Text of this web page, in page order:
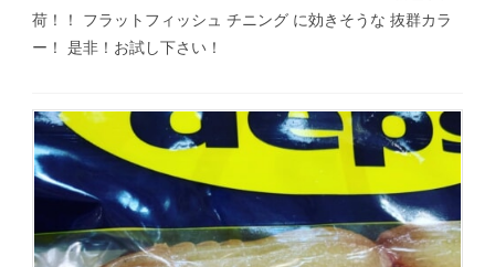
荷！！ フラットフィッシュ チニング に効きそうな 抜群カラ
ー！ 是非！お試し下さい！